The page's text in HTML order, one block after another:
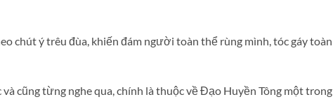
chút ý trêu đùa, khiến đám người toàn thể rùng mình, tóc gáy toàn
cũng từng nghe qua, chính là thuộc về Đạo Huyền Tông một trong